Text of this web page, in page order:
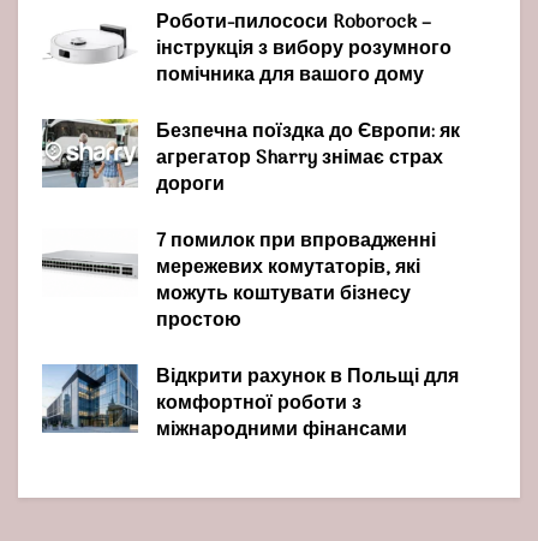
Роботи-пилососи Roborock –
інструкція з вибору розумного
помічника для вашого дому
Безпечна поїздка до Європи: як
агрегатор Sharry знімає страх
дороги
7 помилок при впровадженні
мережевих комутаторів, які
можуть коштувати бізнесу
простою
Відкрити рахунок в Польщі для
комфортної роботи з
міжнародними фінансами